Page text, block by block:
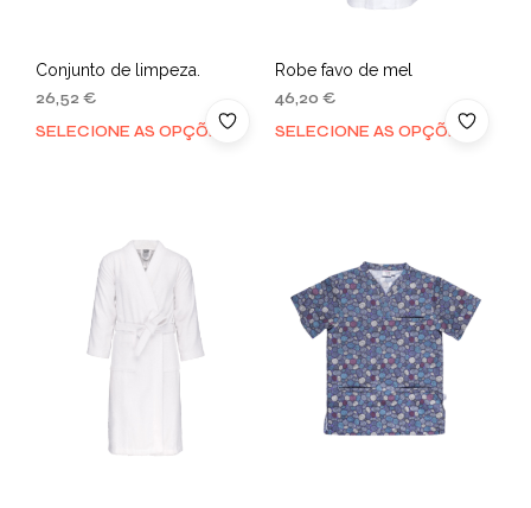
Conjunto de limpeza.
26,52 €
SELECIONE AS OPÇÕES
Robe favo de mel
46,20 €
SELECIONE AS OPÇÕES